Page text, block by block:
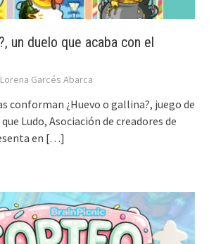
un duelo que acaba con el
Lorena Garcés Abarca
conforman ¿Huevo o gallina?, juego de
Ludo, Asociación de creadores de
en […]